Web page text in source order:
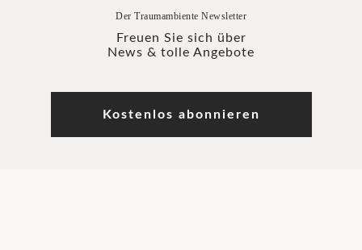
Der Traumambiente Newsletter
Freuen Sie sich über
News & tolle Angebote
Kostenlos abonnieren